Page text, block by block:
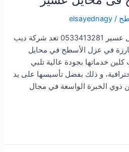
/
elsayednagy
شركة عزل اسطح فى محايل عسير 0533413281 تعد شركة ديب
في عزل الأسطح في محايل
خدماتها بجودة عالية تلبي
و ذلك بفضل تأسيسها على يد
ذوي الخبرة الواسعة في مجال